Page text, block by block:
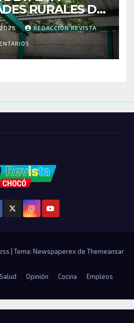
RURALES DE
CEMENTERIO
AFECTADOS
2026 REDACCIÓN REVISTA
Tema: Newspaperex de Themeansar
Salud Opinión Cocina Empleos